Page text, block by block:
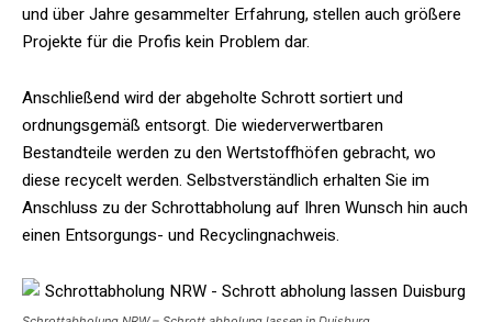
und über Jahre gesammelter Erfahrung, stellen auch größere
Projekte für die Profis kein Problem dar.
Anschließend wird der abgeholte Schrott sortiert und
ordnungsgemäß entsorgt. Die wiederverwertbaren
Bestandteile werden zu den Wertstoffhöfen gebracht, wo
diese recycelt werden. Selbstverständlich erhalten Sie im
Anschluss zu der Schrottabholung auf Ihren Wunsch hin auch
einen Entsorgungs- und Recyclingnachweis.